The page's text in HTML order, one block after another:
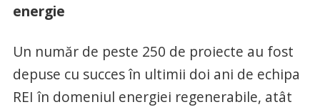
energie
Un număr de peste 250 de proiecte au fost
depuse cu succes în ultimii doi ani de echipa
REI în domeniul energiei regenerabile, atât